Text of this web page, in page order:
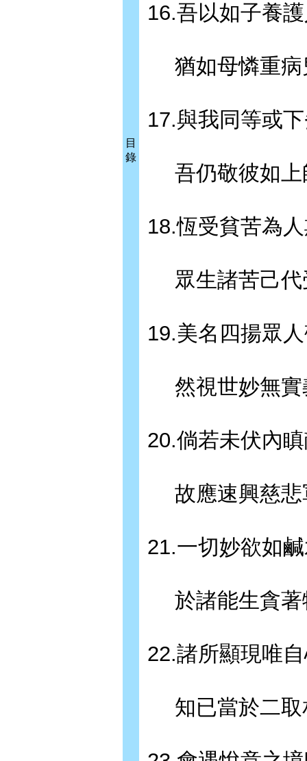
目
錄
16.吾以如子養
猶如母憐重
17.與我同等或
吾仍敬彼如
18.恆受貧苦為
眾生諸苦己
19.美名四揚眾
然視世妙無
20.倘若未伏內
故應速興慈
21.一切妙欲如
於諸能生貪
22.諸所顯現唯
知已當於二